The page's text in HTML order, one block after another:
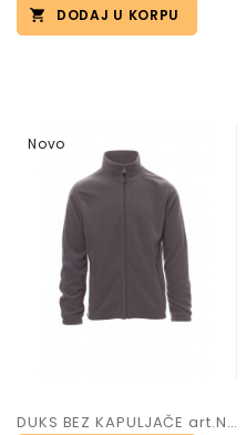
DODAJ U KORPU
Novo
DUKS BEZ KAPULJAČE art.NEPAL